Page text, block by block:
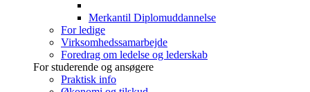
Merkantil Diplomuddannelse
For ledige
Virksomhedssamarbejde
Foredrag om ledelse og lederskab
For studerende og ansøgere
Praktisk info